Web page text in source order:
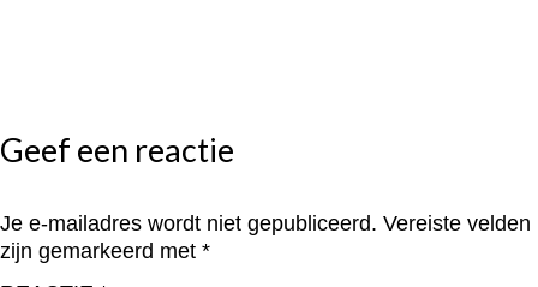
Geef een reactie
Je e-mailadres wordt niet gepubliceerd. Vereiste velden
zijn gemarkeerd met *